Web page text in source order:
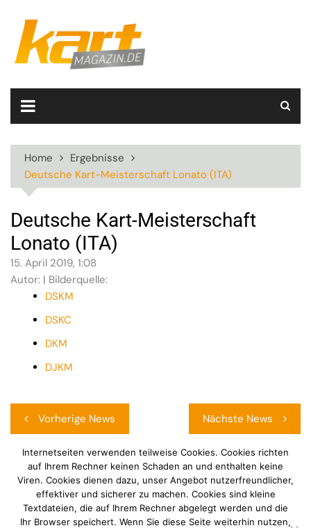
content
Home
Ergebnisse
Deutsche Kart-Meisterschaft Lonato (ITA)
Deutsche Kart-Meisterschaft
Lonato (ITA)
15. April 2019, 1:08
Autor: | Bilderquelle:
DSKM
DSKC
DKM
DJKM
Vorherige News Nächste News
Werbung
Internetseiten verwenden teilweise Cookies. Cookies richten
auf Ihrem Rechner keinen Schaden an und enthalten keine
Viren. Cookies dienen dazu, unser Angebot nutzerfreundlicher,
effektiver und sicherer zu machen. Cookies sind kleine
Textdateien, die auf Ihrem Rechner abgelegt werden und die
Ihr Browser speichert. Wenn Sie diese Seite weiterhin nutzen,